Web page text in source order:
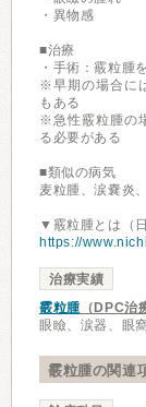
・異物感
■治療
・手術：霰粒腫
※早期の場合に
もある
※急性霰粒腫の
る必要がある
■類似の病気
麦粒腫、涙嚢炎
▼霰粒腫とは（
https://
治療実績
霰粒腫（DPC治
眼瞼、涙器、眼
霰粒腫の関連